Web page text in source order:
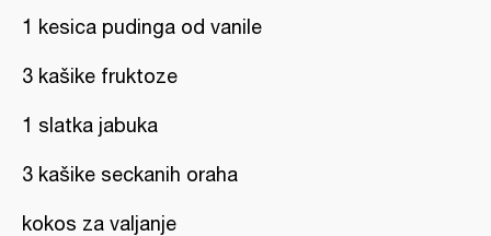
1 kesica pudinga od vanile
3 kašike fruktoze
1 slatka jabuka
3 kašike seckanih oraha
kokos za valjanje